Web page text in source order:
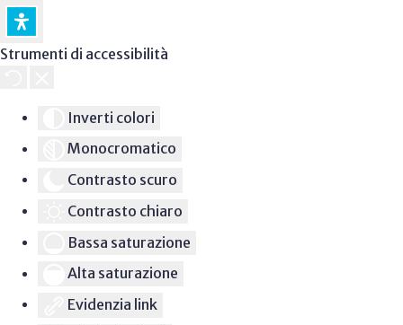
Strumenti di accessibilità
Inverti colori
Monocromatico
Contrasto scuro
Contrasto chiaro
Bassa saturazione
Alta saturazione
Evidenzia link